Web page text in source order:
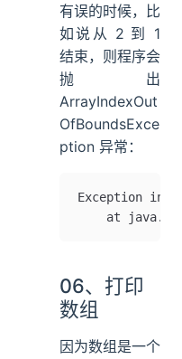
有误的时候，比
如说从 2 到 1
结束，则程序会
抛出
ArrayIndexOut
OfBoundsExce
ption 异常：
Exception in
at
06、打印
数组
因为数组是一个